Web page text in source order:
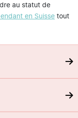
au statut de
en Suisse tout